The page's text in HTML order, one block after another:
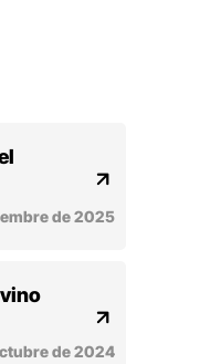
de 2025
de 2024